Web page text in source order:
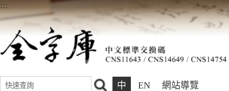
:::
中 EN 網站導覽